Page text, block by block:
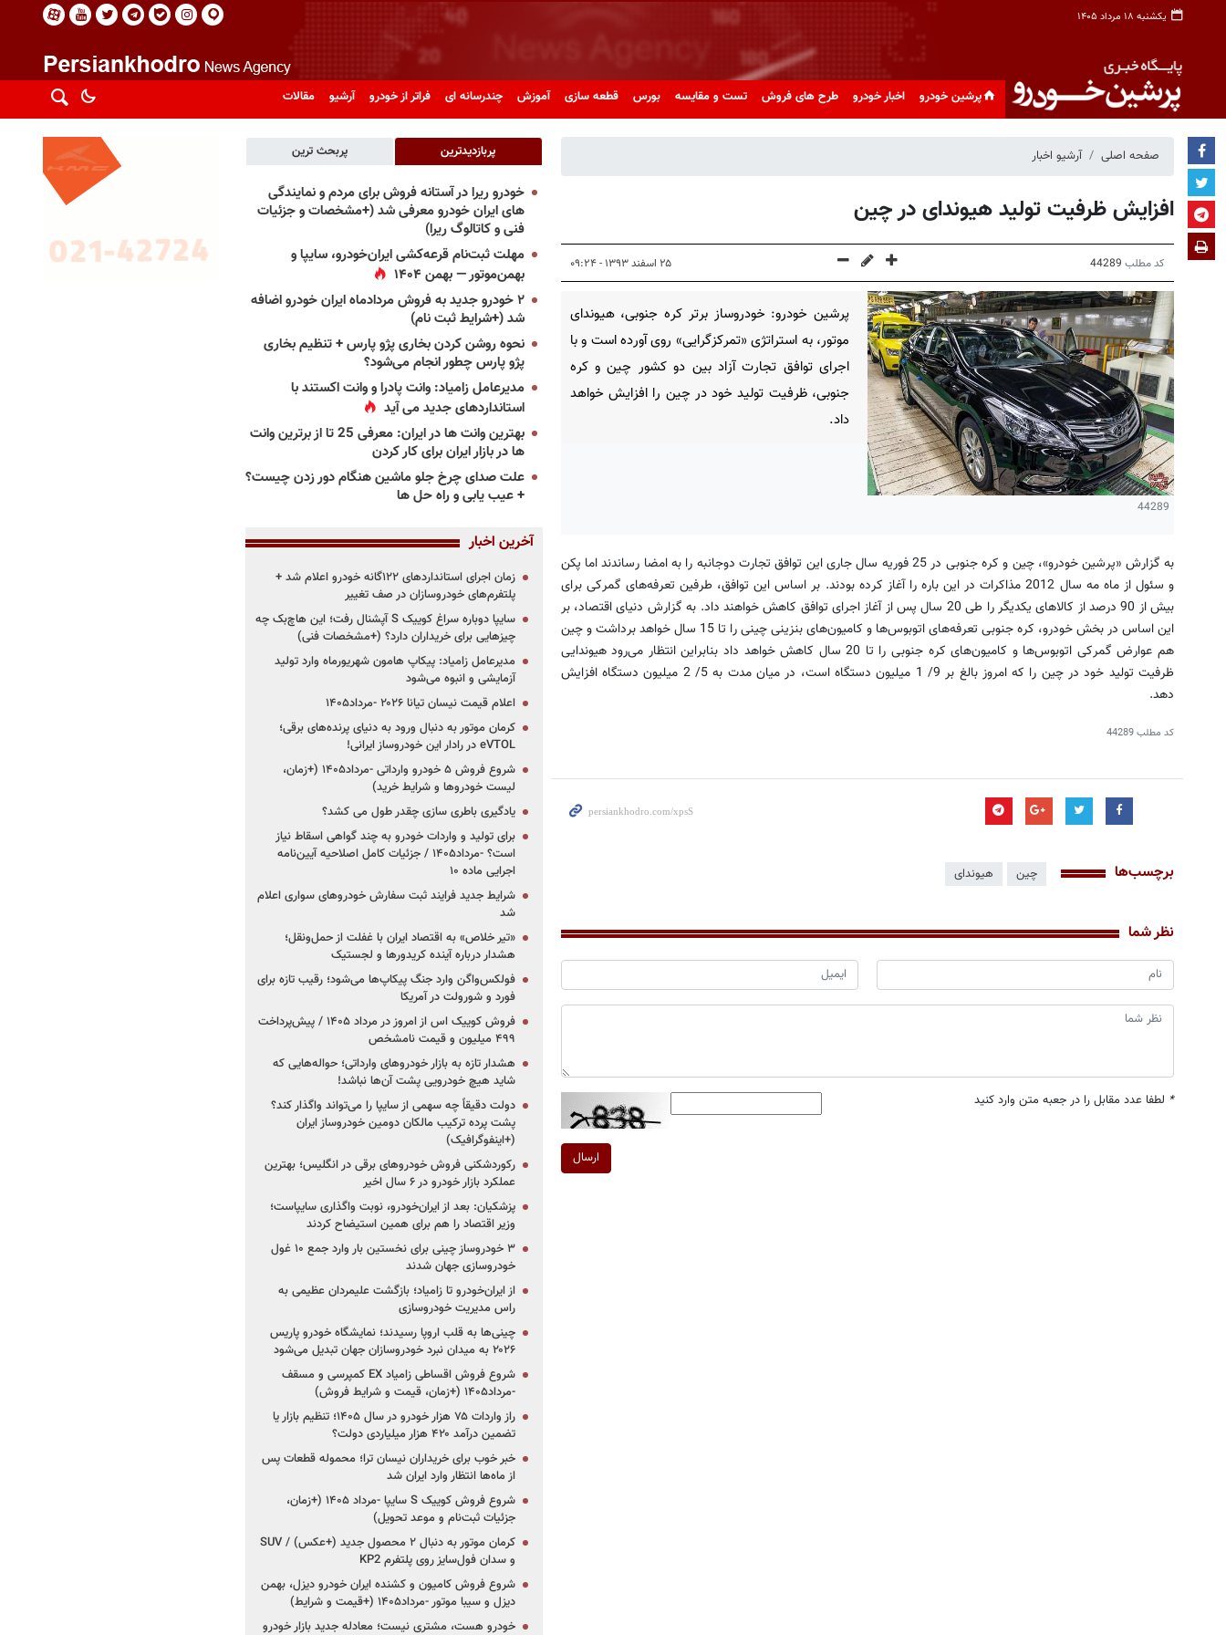
یکشنبه ۱۸ مرداد ۱۴۰۵
پرشین خودرو اخبار خودرو طرح های فروش تست و مقایسه بورس قطعه سازی آموزش چندرسانه ای فراتر از خودرو آرشیو مقالات
صفحه اصلی آرشیو اخبار
افزایش ظرفیت تولید هیوندای در چین
کد مطلب 44289 ۲۵ اسفند ۱۳۹۳ - ۰۹:۲۴
44289
پرشین خودرو: خودروساز برتر کره جنوبی، هیوندای
موتور، به استراتژی «تمرکزگرایی» روی آورده است و با
اجرای توافق تجارت آزاد بین دو کشور چین و کره
جنوبی، ظرفیت تولید خود در چین را افزایش خواهد
داد.
به گزارش «پرشین خودرو»، چین و کره جنوبی در 25 فوریه سال جاری این توافق تجارت دوجانبه را به امضا رساندند اما پکن
و سئول از ماه مه سال 2012 مذاکرات در این باره را آغاز کرده بودند. بر اساس این توافق، طرفین تعرفه‌­های گمرکی برای
بیش از 90 درصد از کالاهای یکدیگر را طی 20 سال پس از آغاز اجرای توافق کاهش خواهند داد. به گزارش دنیای اقتصاد، بر
این اساس در بخش خودرو، کره جنوبی تعرفه­‌های اتوبوس­‌ها و کامیون‌های بنزینی چینی را تا 15 سال خواهد برداشت و چین
هم عوارض گمرکی اتوبوس­‌ها و کامیون­‌های کره جنوبی را تا 20 سال کاهش خواهد داد بنابراین انتظار می­‌‌رود هیوندایی
ظرفیت تولید خود در چین را که امروز بالغ بر 9/ 1 میلیون دستگاه است، در میان مدت به 5/ 2 میلیون دستگاه افزایش
دهد.
کد مطلب44289
برچسب‌ها چین هیوندای
نظر شما
* لطفا عدد مقابل را در جعبه متن وارد کنید
ارسال
پربازدیدترین پربحث ترین
خودرو ریرا در آستانه فروش برای مردم و نمایندگی
های ایران خودرو معرفی شد (+مشخصات و جزئیات
فنی و کاتالوگ ریرا)
مهلت ثبت‌نام قرعه‌کشی ایران‌خودرو، سایپا و
بهمن‌موتور — بهمن ۱۴۰۴
۲ خودرو جدید به فروش مردادماه ایران خودرو اضافه
شد (+شرایط ثبت نام)
نحوه روشن کردن بخاری پژو پارس + تنظیم بخاری
پژو پارس چطور انجام می‌شود؟
مدیرعامل زامیاد: وانت پادرا و وانت اکستند با
استانداردهای جدید می آید
بهترین وانت ها در ایران: معرفی 25 تا از برترین وانت
ها در بازار ایران برای کار کردن
علت صدای چرخ جلو ماشین هنگام دور زدن چیست؟
+ عیب یابی و راه حل ها
آخرین اخبار
زمان اجرای استانداردهای ۱۲۲گانه خودرو اعلام شد +
پلتفرم‌های خودروسازان در صف تغییر
سایپا دوباره سراغ کوییک S آپشنال رفت؛ این هاچ‌بک چه
چیزهایی برای خریداران دارد؟ (+مشخصات فنی)
مدیرعامل زامیاد: پیکاپ هامون شهریورماه وارد تولید
آزمایشی و انبوه می‌شود
اعلام قیمت نیسان تیانا ۲۰۲۶ -مرداد۱۴۰۵
کرمان موتور به دنبال ورود به دنیای پرنده‌های برقی؛
eVTOL در رادار این خودروساز ایرانی!
شروع فروش ۵ خودرو وارداتی -مرداد۱۴۰۵ (+زمان،
لیست خودروها و شرایط خرید)
یادگیری باطری سازی چقدر طول می کشد؟
برای تولید و واردات خودرو به چند گواهی اسقاط نیاز
است؟ -مرداد۱۴۰۵ / جزئیات کامل اصلاحیه آیین‌نامه
اجرایی ماده ۱۰
شرایط جدید فرایند ثبت سفارش خودروهای سواری اعلام
شد
«تیر خلاص» به اقتصاد ایران با غفلت از حمل‌ونقل؛
هشدار درباره آینده کریدورها و لجستیک
فولکس‌واگن وارد جنگ پیکاپ‌ها می‌شود؛ رقیب تازه برای
فورد و شورولت در آمریکا
فروش کوییک اس از امروز در مرداد ۱۴۰۵ / پیش‌پرداخت
۴۹۹ میلیون و قیمت نامشخص
هشدار تازه به بازار خودروهای وارداتی؛ حواله‌هایی که
شاید هیچ خودرویی پشت آن‌ها نباشد!
دولت دقیقاً چه سهمی از سایپا را می‌تواند واگذار کند؟
پشت پرده ترکیب مالکان دومین خودروساز ایران
(+اینفوگرافیک)
رکوردشکنی فروش خودروهای برقی در انگلیس؛ بهترین
عملکرد بازار خودرو در ۶ سال اخیر
پزشکیان: بعد از ایران‌خودرو، نوبت واگذاری سایپاست؛
وزیر اقتصاد را هم برای همین استیضاح کردند
۳ خودروساز چینی برای نخستین بار وارد جمع ۱۰ غول
خودروسازی جهان شدند
از ایران‌خودرو تا زامیاد؛ بازگشت علیمردان عظیمی به
راس مدیریت خودروسازی
چینی‌ها به قلب اروپا رسیدند؛ نمایشگاه خودرو پاریس
۲۰۲۶ به میدان نبرد خودروسازان جهان تبدیل می‌شود
شروع فروش اقساطی زامیاد EX کمپرسی و مسقف
-مرداد۱۴۰۵ (+زمان، قیمت و شرایط فروش)
راز واردات ۷۵ هزار خودرو در سال ۱۴۰۵؛ تنظیم بازار یا
تضمین درآمد ۴۲۰ هزار میلیاردی دولت؟
خبر خوب برای خریداران نیسان ترا؛ محموله قطعات پس
از ماه‌ها انتظار وارد ایران شد
شروع فروش کوییک S سایپا -مرداد ۱۴۰۵ (+زمان،
جزئیات ثبت‌نام و موعد تحویل)
کرمان موتور به دنبال ۲ محصول جدید (+عکس) / SUV
و سدان فول‌سایز روی پلتفرم KP2
شروع فروش کامیون و کشنده ایران خودرو دیزل، بهمن
دیزل و سیبا موتور -مرداد۱۴۰۵ (+قیمت و شرایط)
خودرو هست، مشتری نیست؛ معادله جدید بازار خودرو